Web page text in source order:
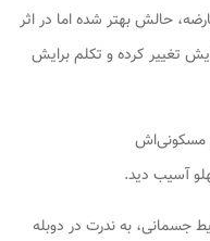
حالش بهتر شده اما در اثر
تغییر کرده و تکلم برایش
۱۳۹۳، در منزل مسکونی‌اش
آسیب دید.
جسمانی، به ندرت در دوبله